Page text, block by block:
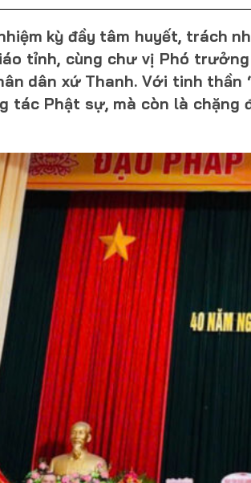
kỳ đầy tâm huyết, trách
tỉnh, cùng chư vị Phó
dân xứ Thanh. Với tinh thần
tác Phật sự, mà còn là chặng